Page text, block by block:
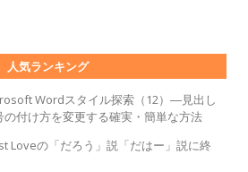
人気ランキング
Wordスタイル探索（12）―見出し
付け方を変更する確実・簡単な方法
Loveの「だろう」説「だはー」説に終